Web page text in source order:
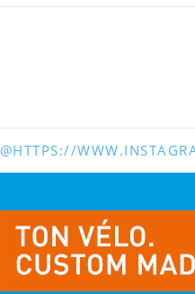
@HTTPS://